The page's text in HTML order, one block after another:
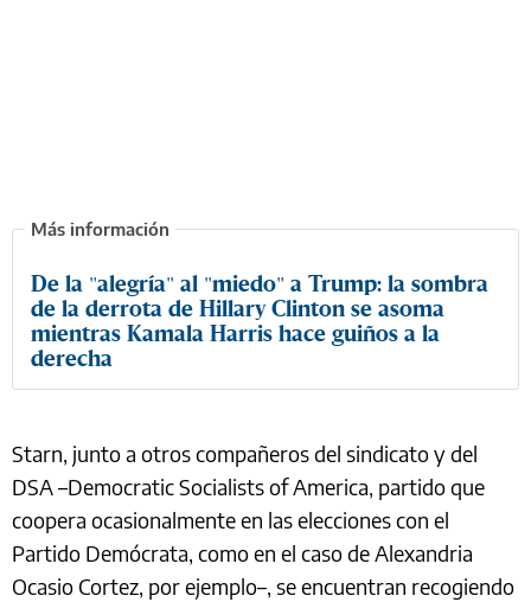
De la "alegría" al "miedo" a Trump: la sombra
de la derrota de Hillary Clinton se asoma
mientras Kamala Harris hace guiños a la
derecha
Starn, junto a otros compañeros del sindicato y del
DSA –Democratic Socialists of America, partido que
coopera ocasionalmente en las elecciones con el
Partido Demócrata, como en el caso de Alexandria
Ocasio Cortez, por ejemplo–, se encuentran recogiendo